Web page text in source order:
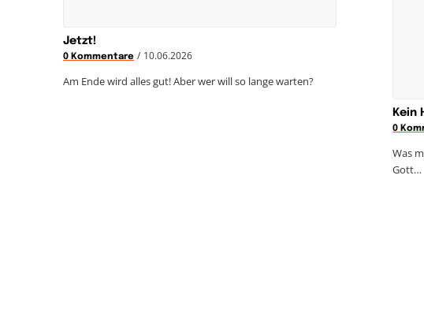
Jetzt!
0 Kommentare / 10.06.2026
Am Ende wird alles gut! Aber wer will so lange warten?
Kein
0
Was
Gott…